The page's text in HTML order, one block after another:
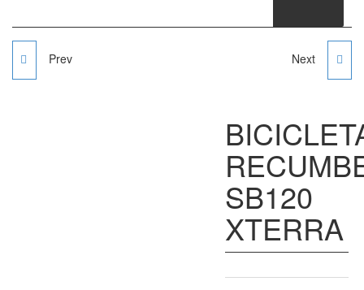
BICICLETA PLEGABLE
Prev BICICLETA ESTÁTICA
Next
SB120
XTERRA